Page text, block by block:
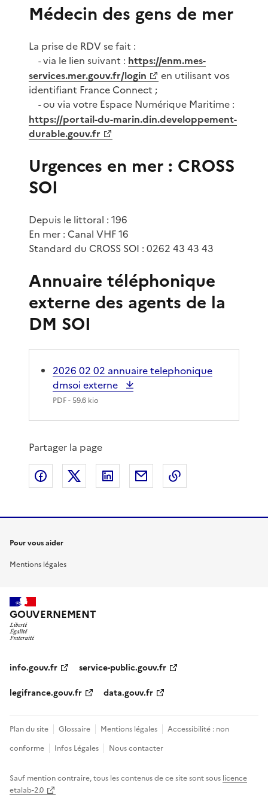
Médecin des gens de mer
La prise de RDV se fait :
-via le lien suivant : https://enm.mes-
services.mer.gouv.fr/login
en utilisant vos
identifiant France Connect ;
-ou via votre Espace Numérique Maritime :
https://portail-du-marin.din.developpement-
durable.gouv.fr
Urgences en mer : CROSS
SOI
Depuis le littoral : 196
En mer : Canal VHF 16
Standard du CROSS SOI : 0262 43 43 43
Annuaire téléphonique
externe des agents de la
DM SOI
2026 02 02 annuaire telephonique
dmsoi externe
PDF- 59.6 kio
Partager la page
Partager sur Facebook
Partager sur XPartager sur LinkedIn
Partager par email
Pour vous aider
Mentions légales
GOUVERNEMENT
info.gouv.fr
service-public.gouv.fr
legifrance.gouv.fr
data.gouv.fr
Plan du site Glossaire Mentions légales
Accessibilité : non
conforme
Infos Légales Nous contacter
Sauf mention contraire, tous les contenus de ce site sont sous licence
etalab-2.0